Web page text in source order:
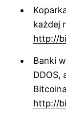
każdej
http://
Banki
DDOS,
http://